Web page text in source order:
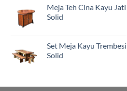
Meja Teh Cina Kayu Jati
Solid
Set Meja Kayu Trembesi
Solid